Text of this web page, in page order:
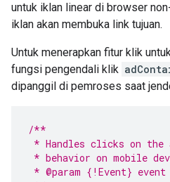
untuk iklan linear di browser
iklan akan membuka link tujuan.
Untuk menerapkan fitur klik
fungsi pengendali klik
dipanggil di pemroses saat
/**
* Handles clicks on the
* behavior on mobile
* @param {!Event} event